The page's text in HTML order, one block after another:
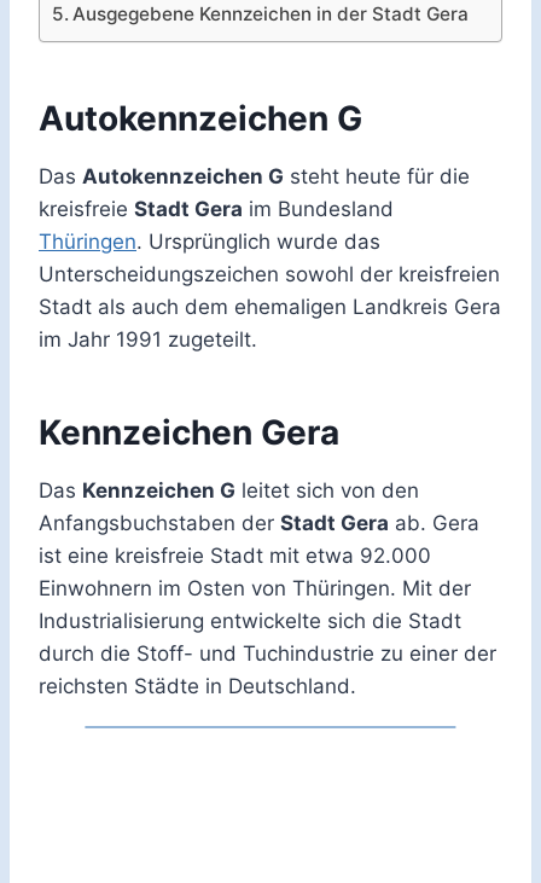
Ausgegebene Kennzeichen in der Stadt Gera
Autokennzeichen G
Das Autokennzeichen G steht heute für die
kreisfreie Stadt Gera im Bundesland
Thüringen. Ursprünglich wurde das
Unterscheidungszeichen sowohl der kreisfreien
Stadt als auch dem ehemaligen Landkreis Gera
im Jahr 1991 zugeteilt.
Kennzeichen Gera
Das Kennzeichen G leitet sich von den
Anfangsbuchstaben der Stadt Gera ab. Gera
ist eine kreisfreie Stadt mit etwa 92.000
Einwohnern im Osten von Thüringen. Mit der
Industrialisierung entwickelte sich die Stadt
durch die Stoff- und Tuchindustrie zu einer der
reichsten Städte in Deutschland.